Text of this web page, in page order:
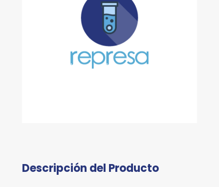
Descripción del Producto